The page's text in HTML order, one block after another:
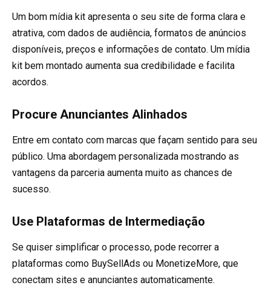
Um bom mídia kit apresenta o seu site de forma clara e
atrativa, com dados de audiência, formatos de anúncios
disponíveis, preços e informações de contato. Um mídia
kit bem montado aumenta sua credibilidade e facilita
acordos.
Procure Anunciantes Alinhados
Entre em contato com marcas que façam sentido para seu
público. Uma abordagem personalizada mostrando as
vantagens da parceria aumenta muito as chances de
sucesso.
Use Plataformas de Intermediação
Se quiser simplificar o processo, pode recorrer a
plataformas como BuySellAds ou MonetizeMore, que
conectam sites e anunciantes automaticamente.